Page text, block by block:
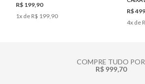
R$ 199,90
1x de R$ 199,90
R$
4x de
COMPRE TUDO POR
R$ 999,70